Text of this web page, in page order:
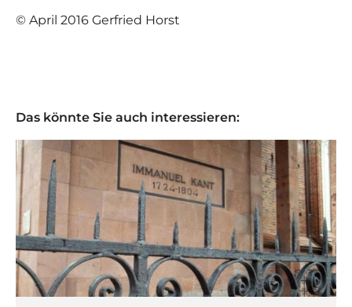
© April 2016 Gerfried Horst
Das könnte Sie auch interessieren: